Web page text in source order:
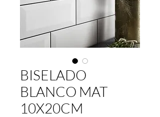
BISELADO
BLANCO MAT
10X20CM